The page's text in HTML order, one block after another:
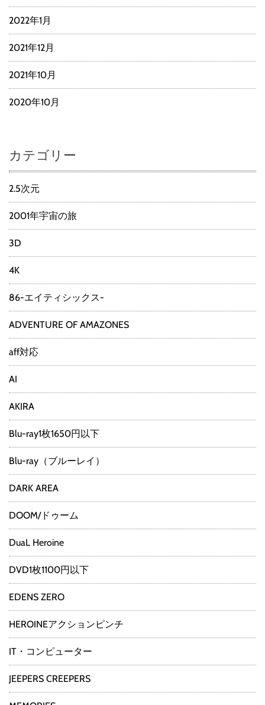
2022年1月
2021年12月
2021年10月
2020年10月
カテゴリー
2.5次元
2001年宇宙の旅
3D
4K
86-エイティシックス-
ADVENTURE OF AMAZONES
aff対応
AI
AKIRA
Blu-ray1枚1650円以下
Blu-ray（ブルーレイ）
DARK AREA
DOOM/ドゥーム
DuaL Heroine
DVD1枚1100円以下
EDENS ZERO
HEROINEアクションピンチ
IT・コンピューター
JEEPERS CREEPERS